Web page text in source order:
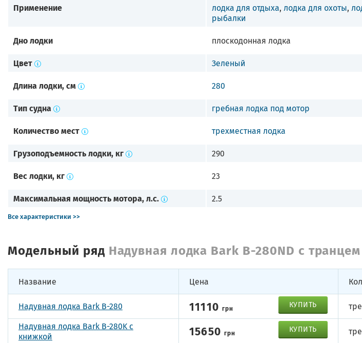
Применение лодка для отдыха, лодка для охоты,
рыбалки
Дно лодки плоскодонная лодка
Цвет Зеленый
Длина лодки, см 280
Тип судна гребная лодка под мотор
Количество мест трехместная лодка
Грузоподъемность лодки, кг 290
Вес лодки, кг 23
Максимальная мощность мотора, л.с. 2.5
Все характеристики >>
Модельный ряд Надувная лодка Bark B-280ND с
Название Цена
Надувная лодка Bark B-280
11110грн КУПИТЬ
Надувная лодка Bark B-280K с
книжкой
15650грн КУПИТЬ